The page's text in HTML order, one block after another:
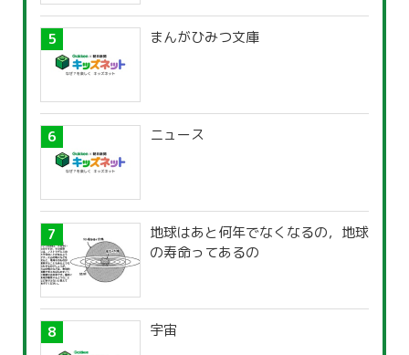
まんがひみつ文庫
ニュース
地球はあと何年でなくなるの，地球
の寿命ってあるの
宇宙